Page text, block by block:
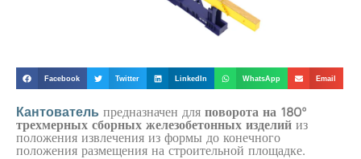
Facebook Twitter LinkedIn WhatsApp Email
Кантователь предназначен для поворота на 180º
трехмерных сборных железобетонных изделий из
положения извлечения из формы до конечного
положения размещения на строительной площадке.